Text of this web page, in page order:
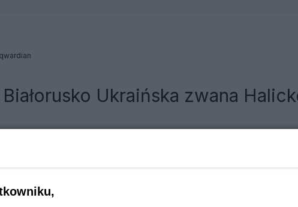
qwardian
Białorusko Ukraińska zwana